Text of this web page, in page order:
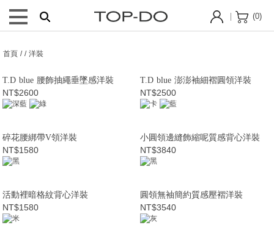
(0)
首頁 / / 洋裝
T.D blue 腰飾抽繩垂墜感洋裝
NT$2600
T.D blue 澎澎袖細褶圓領洋裝
NT$2500
碎花腰綁帶V領洋裝
NT$1580
小圓領邊縫飾縮呢質感背心洋裝
NT$3840
活動裡暗格紋背心洋裝
NT$1580
圓領無袖簡約質感壓褶洋裝
NT$3540